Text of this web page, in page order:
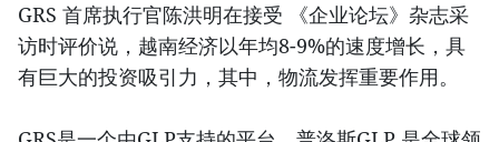
GRS 首席执行官陈洪明在接受 《企业论坛》杂志采
访时评价说，越南经济以年均8-9%的速度增长，具
有巨大的投资吸引力，其中，物流发挥重要作用。